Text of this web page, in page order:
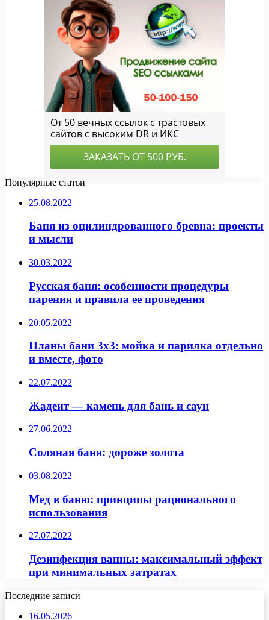
Популярные статьи
25.08.2022
Баня из оцилиндрованного бревна: проекты
и мысли
30.03.2022
Русская баня: особенности процедуры
парения и правила ее проведения
20.05.2022
Планы бани 3х3: мойка и парилка отдельно
и вместе, фото
22.07.2022
Жадеит — камень для бань и саун
27.06.2022
Соляная баня: дороже золота
03.08.2022
Мед в баню: принципы рационального
использования
27.07.2022
Дезинфекция ванны: максимальный эффект
при минимальных затратах
Последние записи
16.05.2026